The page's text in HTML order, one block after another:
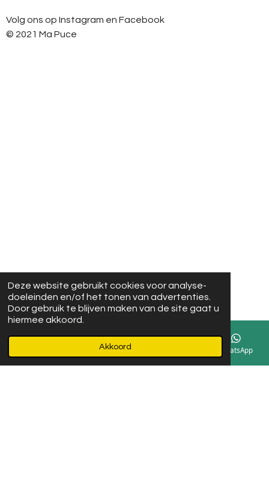
Deze website gebruikt cookies voor analyse-
doeleinden en/of het tonen van advertenties.
Door gebruik te blijven maken van de site gaat u
hiermee akkoord.
Akkoord
a
g
b
o
Volg ons op Instagram en Facebook
© 2021 Ma Puce
Instagram WhatsApp